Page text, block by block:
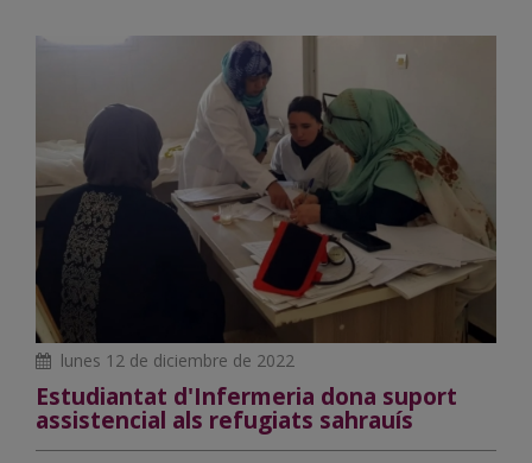
lunes 12 de diciembre de 2022
Estudiantat d'Infermeria dona suport
assistencial als refugiats sahrauís